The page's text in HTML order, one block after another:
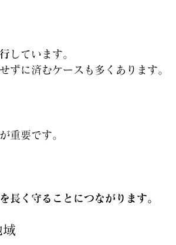
しています。
ずに済むケースも多くあります。
重要です。
長く守ることにつながります。
域